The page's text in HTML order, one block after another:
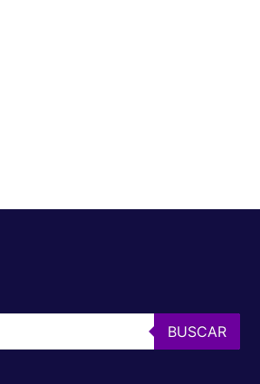
BUSCAR